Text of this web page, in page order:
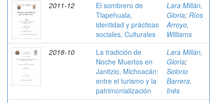
2011-12
El sombrero de
Tlapehuala,
identidad y prácticas
sociales, Culturales
Lara Millán,
Gloria; Ríos
Arroyo,
Williams
2018-10
La tradición de
Noche Muertos en
Janitzio, Michoacán:
entre el turismo y la
patrimonialización
Lara Millán,
Gloria;
Solorio
Barrera,
Inés